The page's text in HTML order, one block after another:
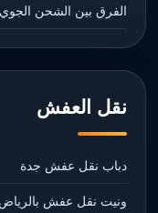
الفرق بين الشحن
نقل العفش
دباب نقل عفش جدة
ونيت نقل عفش بالرياض